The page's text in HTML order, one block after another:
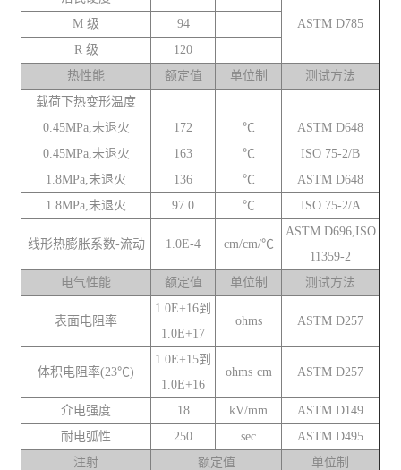
ASTM D785
M 级
94
R 级
120
热性能
额定值 单位制
测试方法
载荷下热变形温度
0.45MPa,未退火
172 ℃
ASTM D648
0.45MPa,未退火
163 ℃
ISO 75-2/B
1.8MPa,未退火
136 ℃
ASTM D648
1.8MPa,未退火
97.0 ℃ ISO 75-2/A
线形热膨胀系数-流动 1.0E-4 cm/cm/℃
ASTM D696,ISO
11359-2
电气性能
额定值 单位制 测试方法
表面电阻率
1.0E+16到
1.0E+17
ohms ASTM D257
体积电阻率(23℃)
1.0E+15到
1.0E+16
ohms·cm ASTM D257
介电强度 18 kV/mm
ASTM D149
耐电弧性
250 sec
ASTM D495
注射
额定值
单位制